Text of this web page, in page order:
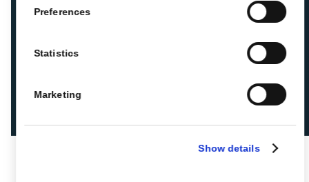
Preferences
Statistics
Marketing
Show details